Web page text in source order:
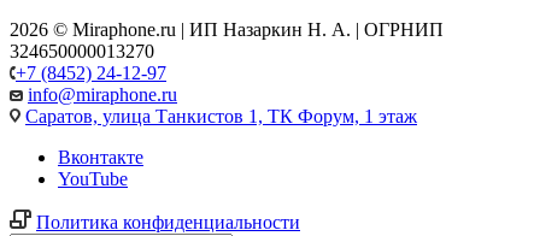
2026 © Miraphone.ru | ИП Назаркин Н. А. | ОГРНИП
324650000013270
+7 (8452) 24-12-97
info@miraphone.ru
Саратов, улица Танкистов 1, ТК Форум, 1 этаж
Вконтакте
YouTube
Политика конфиденциальности